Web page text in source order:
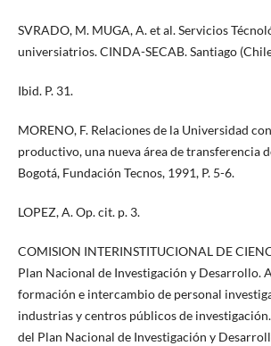
SVRADO, M. MUGA, A. et al. Servicios
universiatrios. CINDA-SECAB. Santiago
Ibid. P. 31.
MORENO, F. Relaciones de la Universidad
productivo, una nueva área de transferencia
Bogotá, Fundación Tecnos, 1991, P. 5-6.
LOPEZ, A. Op. cit. p. 3.
COMISION INTERINSTITUCIONAL DE
Plan Nacional de Investigación y Desarrollo.
formación e intercambio de personal
industrias y centros públicos de
del Plan Nacional de Investigación y